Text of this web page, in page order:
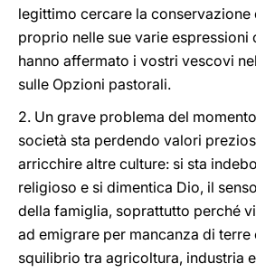
legittimo cercare la conservazione
proprio nelle sue varie espressioni
hanno affermato i vostri vescovi
sulle Opzioni pastorali.
2. Un grave problema del
società sta perdendo valori
arricchire altre culture: si sta
religioso e si dimentica Dio, il
della famiglia, soprattutto perché
ad emigrare per mancanza di terre
squilibrio tra agricoltura, industria